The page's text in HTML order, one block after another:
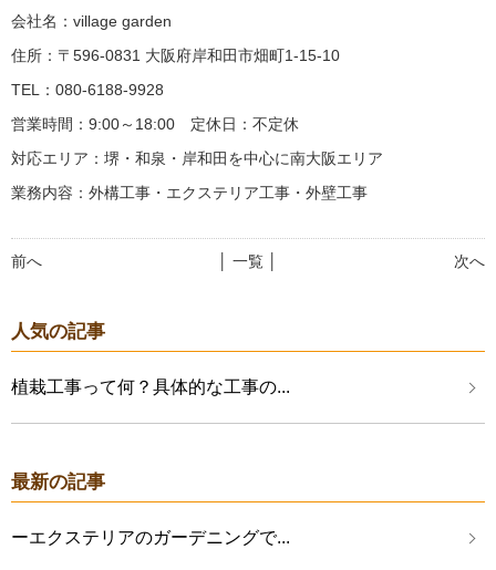
会社名：village garden
住所：〒596-0831 大阪府岸和田市畑町1-15-10
TEL：080-6188-9928
営業時間：9:00～18:00 定休日：不定休
対応エリア：堺・和泉・岸和田を中心に南大阪エリア
業務内容：外構工事・エクステリア工事・外壁工事
前へ 次へ
│ 一覧 │
人気の記事
植栽工事って何？具体的な工事の...
最新の記事
ーエクステリアのガーデニングで...